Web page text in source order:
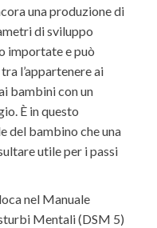
una produzione di
di sviluppo
importate e può
l’appartenere ai
bambini con un
È in questo
del bambino che una
utile per i passi
nel Manuale
Mentali (DSM 5)